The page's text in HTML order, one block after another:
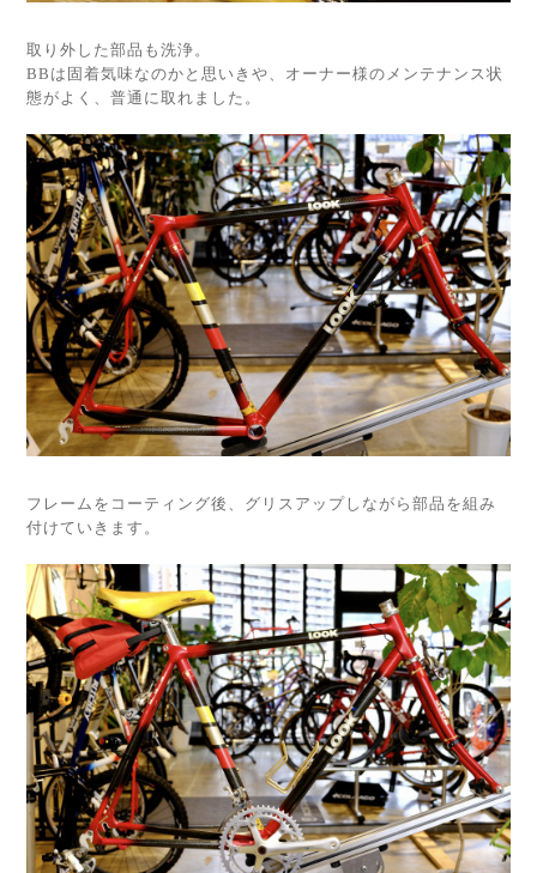
取り外した部品も洗浄。
BBは固着気味なのかと思いきや、オーナー様のメンテナンス状
態がよく、普通に取れました。
フレームをコーティング後、グリスアップしながら部品を組み
付けていきます。